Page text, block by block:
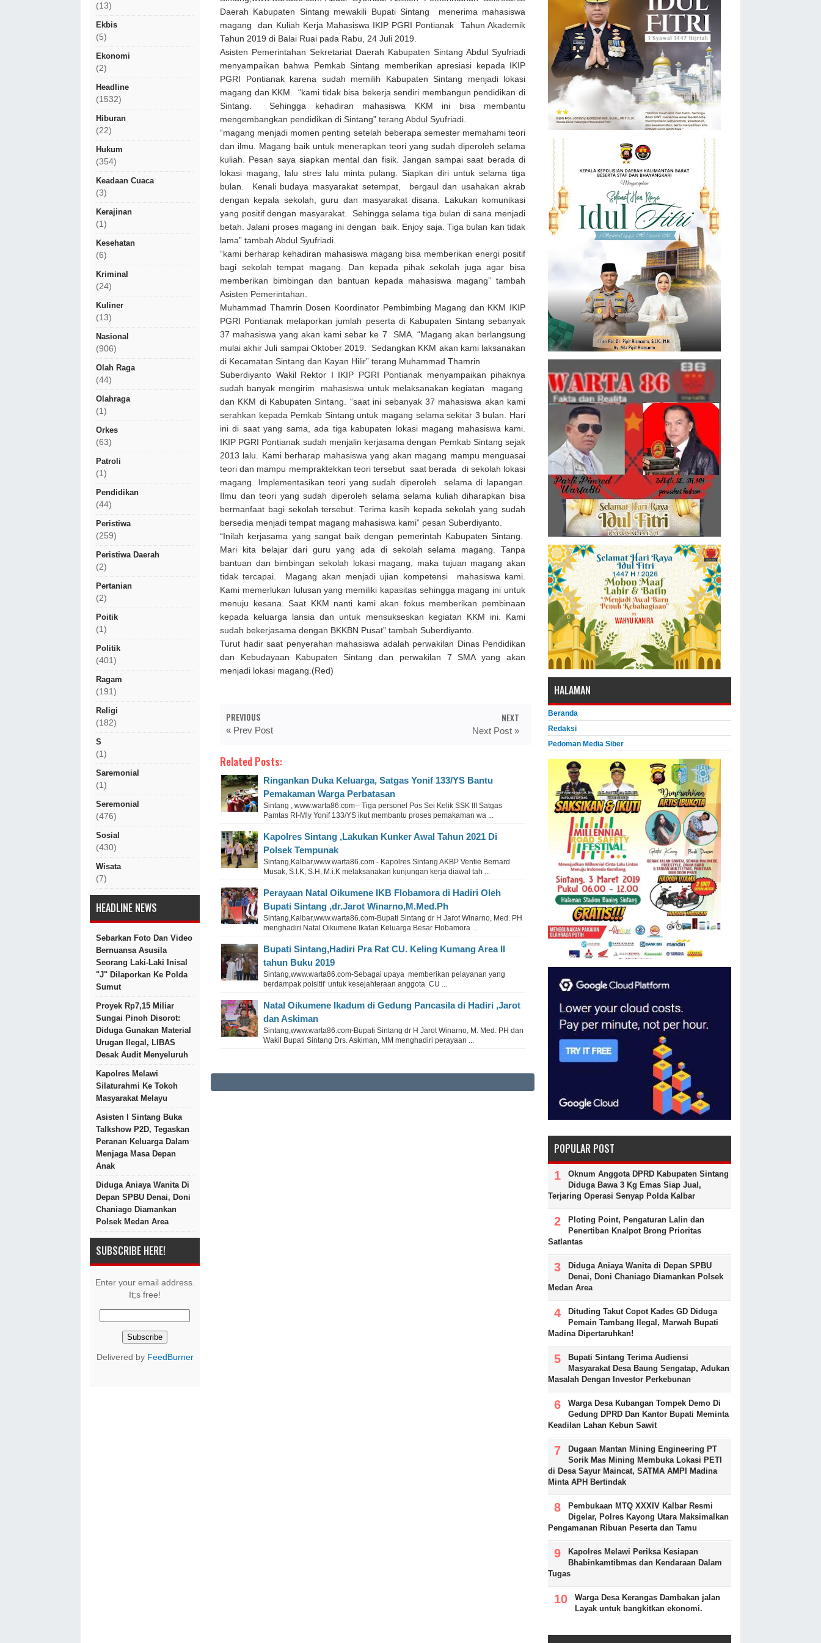
(13)
Ekbis
(5)
Ekonomi
(2)
Headline
(1532)
Hiburan
(22)
Hukum
(354)
Keadaan Cuaca
(3)
Kerajinan
(1)
Kesehatan
(6)
Kriminal
(24)
Kuliner
(13)
Nasional
(906)
Olah Raga
(44)
Olahraga
(1)
Orkes
(63)
Patroli
(1)
Pendidikan
(44)
Peristiwa
(259)
Peristiwa Daerah
(2)
Pertanian
(2)
Poitik
(1)
Politik
(401)
Ragam
(191)
Religi
(182)
S
(1)
Saremonial
(1)
Seremonial
(476)
Sosial
(430)
Wisata
(7)
HEADLINE NEWS
Sebarkan Foto Dan Video
Bernuansa Asusila
Seorang Laki-Laki Inisal
"J" Dilaporkan Ke Polda
Sumut
Proyek Rp7,15 Miliar
Sungai Pinoh Disorot:
Diduga Gunakan Material
Urugan Ilegal, LIBAS
Desak Audit Menyeluruh
Kapolres Melawi
Silaturahmi Ke Tokoh
Masyarakat Melayu
Asisten I Sintang Buka
Talkshow P2D, Tegaskan
Peranan Keluarga Dalam
Menjaga Masa Depan
Anak
Diduga Aniaya Wanita Di
Depan SPBU Denai, Doni
Chaniago Diamankan
Polsek Medan Area
SUBSCRIBE HERE!
Enter your email address.
It;s free!
Delivered by FeedBurner
Daerah Kabupaten Sintang mewakili Bupati Sintang menerima mahasiswa
magang dan Kuliah Kerja Mahasiswa IKIP PGRI Pontianak Tahun Akademik
Tahun 2019 di Balai Ruai pada Rabu, 24 Juli 2019.
Asisten Pemerintahan Sekretariat Daerah Kabupaten Sintang Abdul Syufriadi
menyampaikan bahwa Pemkab Sintang memberikan apresiasi kepada IKIP
PGRI Pontianak karena sudah memilih Kabupaten Sintang menjadi lokasi
magang dan KKM. “kami tidak bisa bekerja sendiri membangun pendidikan di
Sintang. Sehingga kehadiran mahasiswa KKM ini bisa membantu
mengembangkan pendidikan di Sintang” terang Abdul Syufriadi.
“magang menjadi momen penting setelah beberapa semester memahami teori
dan ilmu. Magang baik untuk menerapkan teori yang sudah diperoleh selama
kuliah. Pesan saya siapkan mental dan fisik. Jangan sampai saat berada di
lokasi magang, lalu stres lalu minta pulang. Siapkan diri untuk selama tiga
bulan. Kenali budaya masyarakat setempat, bergaul dan usahakan akrab
dengan kepala sekolah, guru dan masyarakat disana. Lakukan komunikasi
yang positif dengan masyarakat. Sehingga selama tiga bulan di sana menjadi
betah. Jalani proses magang ini dengan baik. Enjoy saja. Tiga bulan kan tidak
lama” tambah Abdul Syufriadi.
“kami berharap kehadiran mahasiswa magang bisa memberikan energi positif
bagi sekolah tempat magang. Dan kepada pihak sekolah juga agar bisa
memberikan bimbingan dan bantuan kepada mahasiswa magang” tambah
Asisten Pemerintahan.
Muhammad Thamrin Dosen Koordinator Pembimbing Magang dan KKM IKIP
PGRI Pontianak melaporkan jumlah peserta di Kabupaten Sintang sebanyak
37 mahasiswa yang akan kami sebar ke 7 SMA. “Magang akan berlangsung
mulai akhir Juli sampai Oktober 2019. Sedangkan KKM akan kami laksanakan
di Kecamatan Sintang dan Kayan Hilir” terang Muhammad Thamrin
Suberdiyanto Wakil Rektor I IKIP PGRI Pontianak menyampaikan pihaknya
sudah banyak mengirim mahasiswa untuk melaksanakan kegiatan magang
dan KKM di Kabupaten Sintang. “saat ini sebanyak 37 mahasiswa akan kami
serahkan kepada Pemkab Sintang untuk magang selama sekitar 3 bulan. Hari
ini di saat yang sama, ada tiga kabupaten lokasi magang mahasiswa kami.
IKIP PGRI Pontianak sudah menjalin kerjasama dengan Pemkab Sintang sejak
2013 lalu. Kami berharap mahasiswa yang akan magang mampu menguasai
teori dan mampu mempraktekkan teori tersebut saat berada di sekolah lokasi
magang. Implementasikan teori yang sudah diperoleh selama di lapangan.
Ilmu dan teori yang sudah diperoleh selama selama kuliah diharapkan bisa
bermanfaat bagi sekolah tersebut. Terima kasih kepada sekolah yang sudah
bersedia menjadi tempat magang mahasiswa kami” pesan Suberdiyanto.
“Inilah kerjasama yang sangat baik dengan pemerintah Kabupaten Sintang.
Mari kita belajar dari guru yang ada di sekolah selama magang. Tanpa
bantuan dan bimbingan sekolah lokasi magang, maka tujuan magang akan
tidak tercapai. Magang akan menjadi ujian kompetensi mahasiswa kami.
Kami memerlukan lulusan yang memiliki kapasitas sehingga magang ini untuk
menuju kesana. Saat KKM nanti kami akan fokus memberikan pembinaan
kepada keluarga lansia dan untuk mensukseskan kegiatan KKM ini. Kami
sudah bekerjasama dengan BKKBN Pusat” tambah Suberdiyanto.
Turut hadir saat penyerahan mahasiswa adalah perwakilan Dinas Pendidikan
dan Kebudayaan Kabupaten Sintang dan perwakilan 7 SMA yang akan
menjadi lokasi magang.(Red)
PREVIOUS
« Prev Post
NEXT
Next Post »
Related Posts:
Ringankan Duka Keluarga, Satgas Yonif 133/YS Bantu
Pemakaman Warga Perbatasan
Sintang , www.warta86.com-- Tiga personel Pos Sei Kelik SSK III Satgas
Pamtas RI-Mly Yonif 133/YS ikut membantu proses pemakaman wa ...
Kapolres Sintang ,Lakukan Kunker Awal Tahun 2021 Di
Polsek Tempunak
Sintang,Kalbar,www.warta86.com - Kapolres Sintang AKBP Ventie Bernard
Musak, S.I.K, S.H, M.i.K melaksanakan kunjungan kerja diawal tah ...
Perayaan Natal Oikumene IKB Flobamora di Hadiri Oleh
Bupati Sintang ,dr.Jarot Winarno,M.Med.Ph
Sintang,Kalbar,www.warta86.com-Bupati Sintang dr H Jarot Winarno, Med. PH
menghadiri Natal Oikumene Ikatan Keluarga Besar Flobamora ...
Bupati Sintang,Hadiri Pra Rat CU. Keling Kumang Area II
tahun Buku 2019
Sintang,www.warta86.com-Sebagai upaya memberikan pelayanan yang
berdampak poisitif untuk kesejahteraan anggota CU ...
Natal Oikumene Ikadum di Gedung Pancasila di Hadiri ,Jarot
dan Askiman
Sintang,www.warta86.com-Bupati Sintang dr H Jarot Winarno, M. Med. PH dan
Wakil Bupati Sintang Drs. Askiman, MM menghadiri perayaan ...
HALAMAN
Beranda
Redaksi
Pedoman Media Siber
POPULAR POST
Oknum Anggota DPRD Kabupaten Sintang
Diduga Bawa 3 Kg Emas Siap Jual,
Terjaring Operasi Senyap Polda Kalbar
Ploting Point, Pengaturan Lalin dan
Penertiban Knalpot Brong Prioritas
Satlantas
Diduga Aniaya Wanita di Depan SPBU
Denai, Doni Chaniago Diamankan Polsek
Medan Area
Dituding Takut Copot Kades GD Diduga
Pemain Tambang Ilegal, Marwah Bupati
Madina Dipertaruhkan!
Bupati Sintang Terima Audiensi
Masyarakat Desa Baung Sengatap, Adukan
Masalah Dengan Investor Perkebunan
Warga Desa Kubangan Tompek Demo Di
Gedung DPRD Dan Kantor Bupati Meminta
Keadilan Lahan Kebun Sawit
Dugaan Mantan Mining Engineering PT
Sorik Mas Mining Membuka Lokasi PETI
di Desa Sayur Maincat, SATMA AMPI Madina
Minta APH Bertindak
Pembukaan MTQ XXXIV Kalbar Resmi
Digelar, Polres Kayong Utara Maksimalkan
Pengamanan Ribuan Peserta dan Tamu
Kapolres Melawi Periksa Kesiapan
Bhabinkamtibmas dan Kendaraan Dalam
Tugas
Warga Desa Kerangas Dambakan jalan
Layak untuk bangkitkan ekonomi.